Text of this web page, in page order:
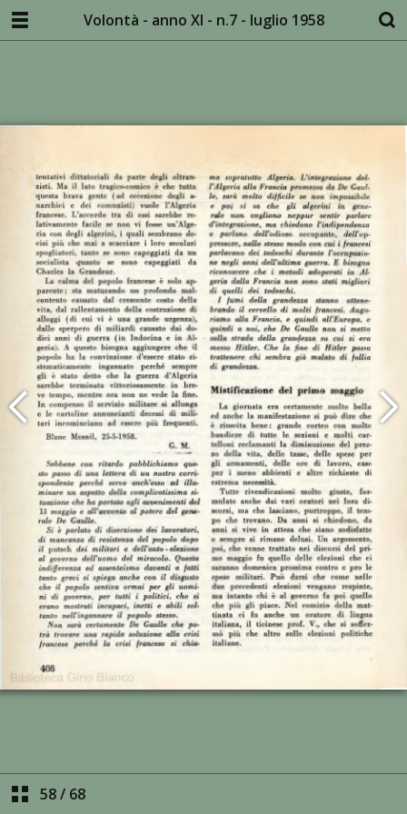
Volontà - anno XI - n.7 - luglio 1958
58/ 68